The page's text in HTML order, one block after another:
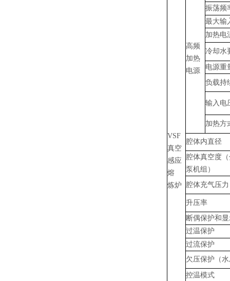
VSF
真空
感应
熔
炼炉
高频
加热
电源
振荡频
最大输
加热电
冷却水
电源重
负载持
输入电
加热方
腔体内直径
腔体真空度
泵机组）
腔体充气压力
升压率
断偶保护和
过温保护
过流保护
欠压保护（
控温模式